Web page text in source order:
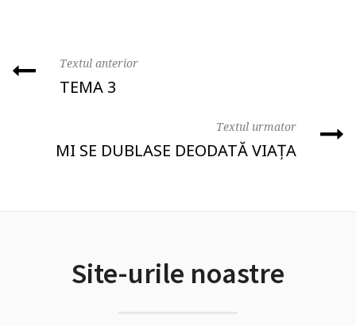
Textul anterior
TEMA 3
Textul urmator
MI SE DUBLASE DEODATĂ VIAȚA
Site-urile noastre